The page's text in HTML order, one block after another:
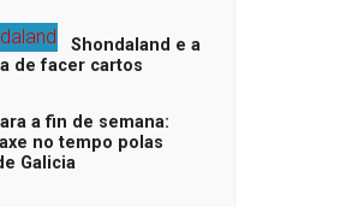
Shondaland e a
de facer cartos
a fin de semana:
no tempo polas
Galicia